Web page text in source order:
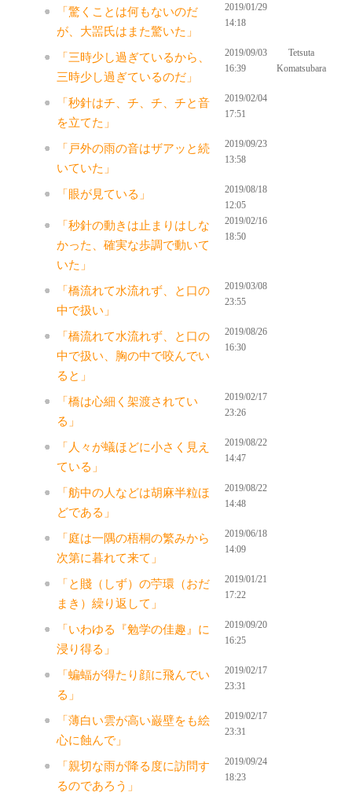
「驚くことは何もないのだ
が、大噐氏はまた驚いた」
2019/01/29
14:18
「三時少し過ぎているから、
三時少し過ぎているのだ」
2019/09/03
16:39
Tetsuta
Komatsubara
「秒針はチ、チ、チ、チと音
を立てた」
2019/02/04
17:51
「戸外の雨の音はザアッと続
いていた」
2019/09/23
13:58
「眼が見ている」
2019/08/18
12:05
「秒針の動きは止まりはしな
かった、確実な歩調で動いて
いた」
2019/02/16
18:50
「橋流れて水流れず、と口の
中で扱い」
2019/03/08
23:55
「橋流れて水流れず、と口の
中で扱い、胸の中で咬んでい
ると」
2019/08/26
16:30
「橋は心細く架渡されてい
る」
2019/02/17
23:26
「人々が蟻ほどに小さく見え
ている」
2019/08/22
14:47
「舫中の人などは胡麻半粒ほ
どである」
2019/08/22
14:48
「庭は一隅の梧桐の繁みから
次第に暮れて来て」
2019/06/18
14:09
「と賤（しず）の苧環（おだ
まき）繰り返して」
2019/01/21
17:22
「いわゆる『勉学の佳趣』に
浸り得る」
2019/09/20
16:25
「蝙蝠が得たり顔に飛んでい
る」
2019/02/17
23:31
「薄白い雲が高い巌壁をも絵
心に蝕んで」
2019/02/17
23:31
「親切な雨が降る度に訪問す
るのであろう」
2019/09/24
18:23